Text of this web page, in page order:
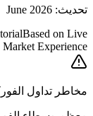
تحديث: June 2026
Based on Live
Market Experience
مخاطر تداول